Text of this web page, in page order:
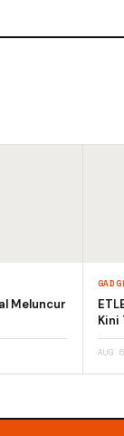
Meluncur
Kini
AUG